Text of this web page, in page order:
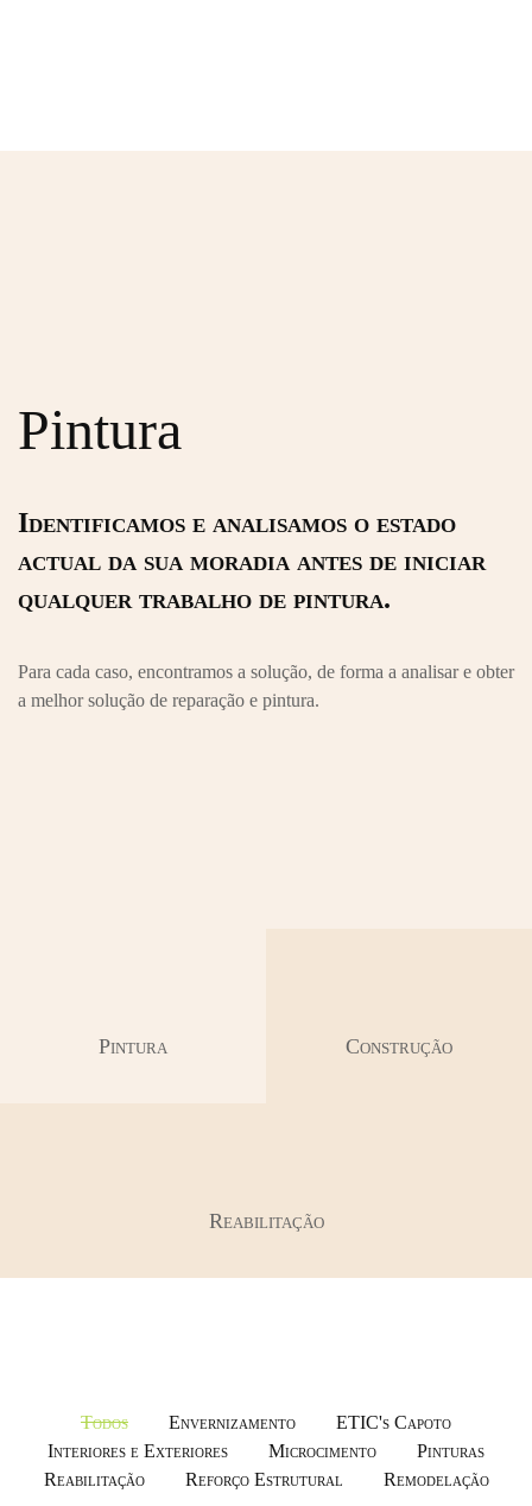
Pintura
Identificamos e analisamos o estado
actual da sua moradia antes de iniciar
qualquer trabalho de pintura.
Para cada caso, encontramos a solução, de forma a analisar e obter
a melhor solução de reparação e pintura.
Pintura Construção
Reabilitação
Todos Envernizamento
ETIC's Capoto
Interiores e Exteriores
Microcimento
Pinturas
Reabilitação
Reforço Estrutural Remodelação